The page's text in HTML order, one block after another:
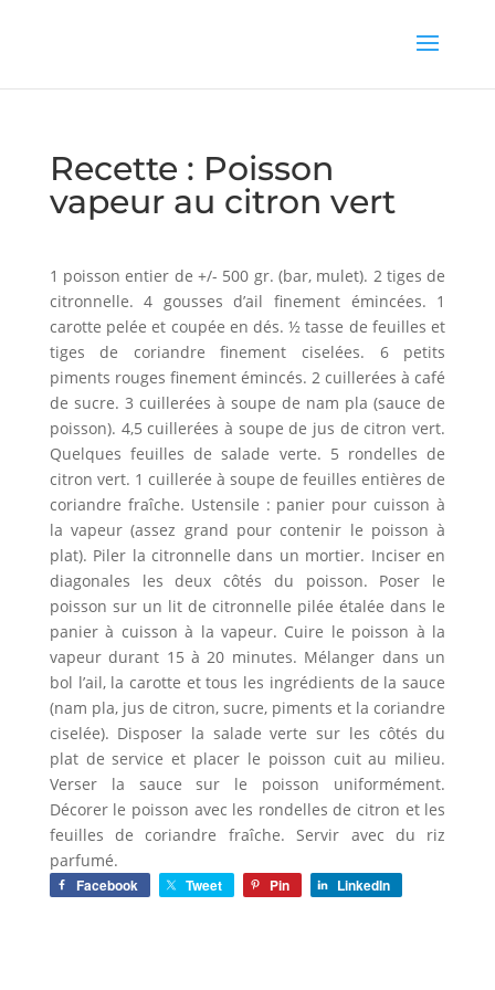
Recette : Poisson
vapeur au citron vert
1 poisson entier de +/- 500 gr. (bar, mulet). 2 tiges de
citronnelle. 4 gousses d’ail finement émincées. 1
carotte pelée et coupée en dés. ½ tasse de feuilles et
tiges de coriandre finement ciselées. 6 petits
piments rouges finement émincés. 2 cuillerées à café
de sucre. 3 cuillerées à soupe de nam pla (sauce de
poisson). 4,5 cuillerées à soupe de jus de citron vert.
Quelques feuilles de salade verte. 5 rondelles de
citron vert. 1 cuillerée à soupe de feuilles entières de
coriandre fraîche. Ustensile : panier pour cuisson à
la vapeur (assez grand pour contenir le poisson à
plat). Piler la citronnelle dans un mortier. Inciser en
diagonales les deux côtés du poisson. Poser le
poisson sur un lit de citronnelle pilée étalée dans le
panier à cuisson à la vapeur. Cuire le poisson à la
vapeur durant 15 à 20 minutes. Mélanger dans un
bol l’ail, la carotte et tous les ingrédients de la sauce
(nam pla, jus de citron, sucre, piments et la coriandre
ciselée). Disposer la salade verte sur les côtés du
plat de service et placer le poisson cuit au milieu.
Verser la sauce sur le poisson uniformément.
Décorer le poisson avec les rondelles de citron et les
feuilles de coriandre fraîche. Servir avec du riz
parfumé.
Facebook Tweet Pin LinkedIn